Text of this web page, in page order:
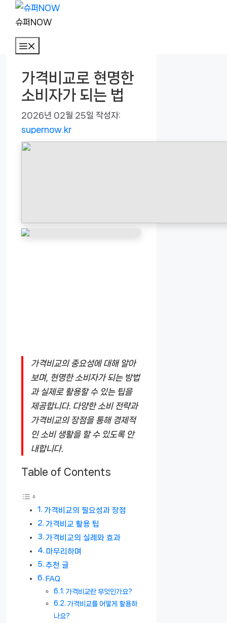
슈퍼NOW
가격비교로 현명한
소비자가 되는 법
2026년 02월 25일 작성자:
supernow.kr
가격비교의 중요성에 대해 알아
보며, 현명한 소비자가 되는 방법
과 실제로 활용할 수 있는 팁을
제공합니다. 다양한 소비 전략과
가격비교의 장점을 통해 경제적
인 소비 생활을 할 수 있도록 안
내합니다.
Table of Contents
가격비교의 필요성과 장점
가격비교 활용 팁
가격비교의 실례와 효과
마무리하며
추천 글
FAQ
가격비교란 무엇인가요?
가격비교를 어떻게 활용하
나요?